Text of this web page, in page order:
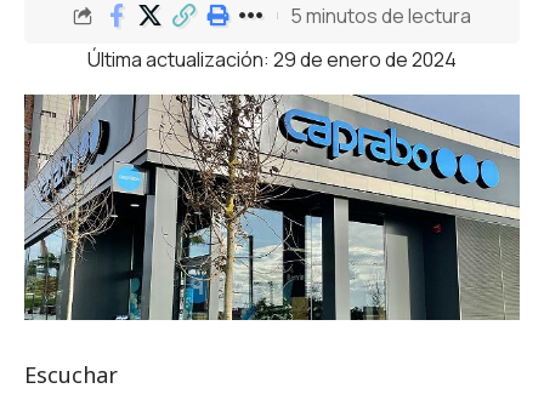
Última actualización: 29 de enero de 2024
5 minutos de lectura
Escuchar